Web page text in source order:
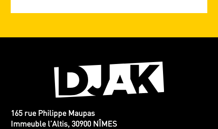
165 rue Philippe Maupas
Immeuble l’Altis, 30900 NÎMES